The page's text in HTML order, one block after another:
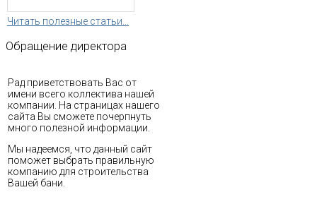
Читать полезные статьи...
Обращение директора
Рад приветствовать Вас от
имени всего коллектива нашей
компании. На страницах нашего
сайта Вы сможете почерпнуть
много полезной информации.
Мы надеемся, что данный сайт
поможет выбрать правильную
компанию для строительства
Вашей бани.